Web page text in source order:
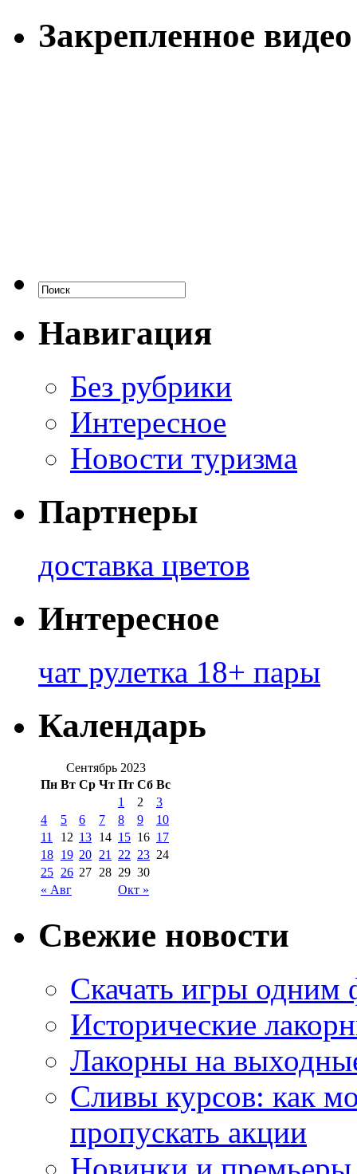
Закрепленное видео
Навигация
Без рубрики
Интересное
Новости туризма
Партнеры
доставка цветов
Интересное
чат рулетка 18+ пары
Календарь
Сентябрь 2023
Пн Вт Ср Чт Пт Сб Вс
« Авг Окт »
1 2
3
4
5 6 7 8 9
10
11
12 13 14 15 16 17
18 19 20 21 22 23 24
25 26 27 28 29 30
Свежие новости
Скачать игры одним
Исторические
Лакорны на
Сливы курсов: как
пропускать акции